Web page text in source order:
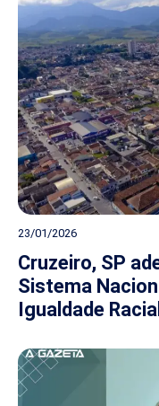
23/01/2026
Cruzeiro, SP
Sistema
Igualdade Racial